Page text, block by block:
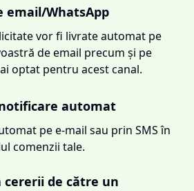
email/WhatsApp
vor fi livrate automat pe
de email precum și pe
optat pentru acest canal.
automat
pe e-mail sau prin SMS în
comenzii tale.
cererii de către un